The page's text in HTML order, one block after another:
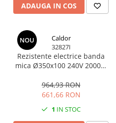
ADAUGA IN COS
NOU
Caldor
32827I
Rezistente electrice banda
mica Ø350x100 240V 2000W
964,93 RON
661,66 RON
1 IN STOC